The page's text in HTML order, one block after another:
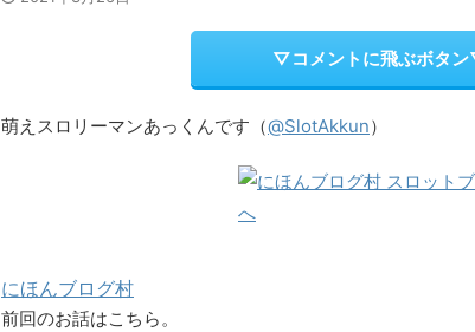
▽コメントに飛ぶボタ
萌えスロリーマンあっくんです（@SlotAkkun）
にほんブログ村
前回のお話はこちら。